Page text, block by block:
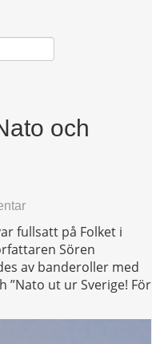
och
fullsatt på Folket i
Sören
av banderoller med
”Nato ut ur Sverige! För